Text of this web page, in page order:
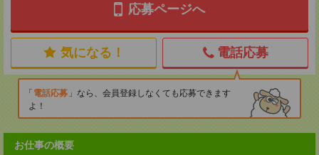
応募ページへ
気になる！ 電話応募
電話応募
なら、会員登録しなくても応募できます
よ！
お仕事の概要